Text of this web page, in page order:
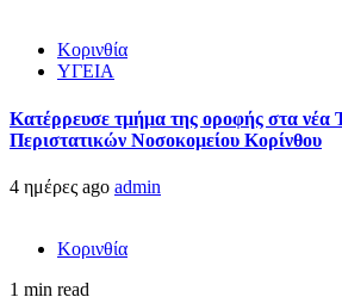
Κορινθία
ΥΓΕΙΑ
Kατέρρευσε τμήμα της οροφής στα νέα
Περιστατικών Νοσοκομείου Κορίνθου
4 ημέρες ago admin
Κορινθία
1 min read